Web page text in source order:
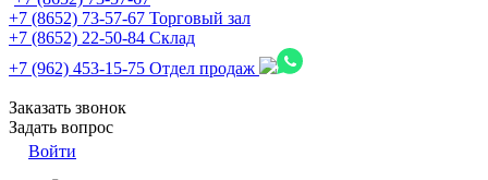
+7 (8652) 73-57-67 Торговый зал
+7 (8652) 22-50-84 Склад
+7 (962) 453-15-75 Отдел продаж
Заказать звонок
Задать вопрос
Войти